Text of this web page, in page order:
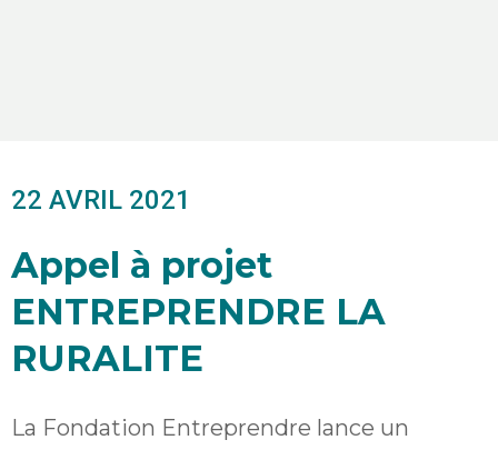
22 AVRIL 2021
Appel à projet
ENTREPRENDRE LA
RURALITE
La Fondation Entreprendre lance un